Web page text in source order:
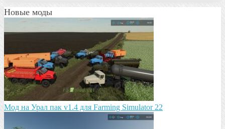
Новые моды
Мод на Урал пак v1.4 для Farming Simulator 22